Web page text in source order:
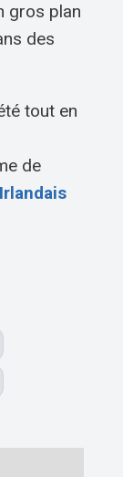
gros plan
des
tout en
de